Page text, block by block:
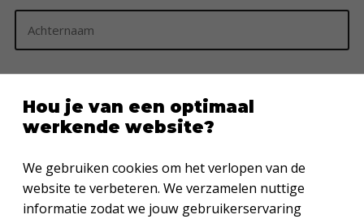
Tussenvoegsel
mailadres
Hou je van een optimaal
werkende website?
We gebruiken cookies om het verlopen van de
website te verbeteren. We verzamelen nuttige
informatie zodat we jouw gebruikerservaring